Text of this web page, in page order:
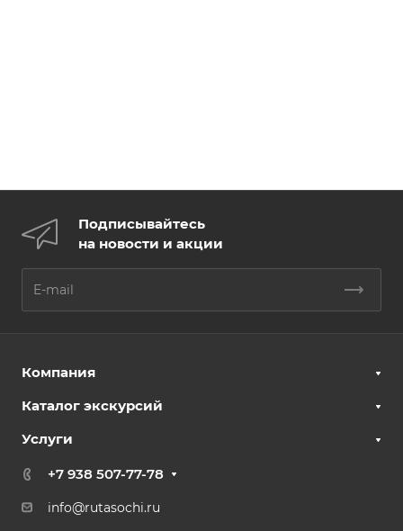
Подписывайтесь
на новости и акции
Компания
Каталог экскурсий
Услуги
+7 938 507-77-78
info@rutasochi.ru